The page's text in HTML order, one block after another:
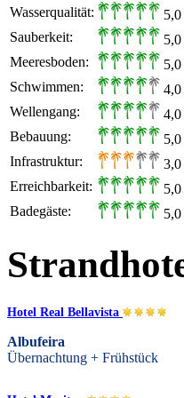
Wasserqualität: 5,0
Sauberkeit: 5,0
Meeresboden: 5,0
Schwimmen: 4,0
Wellengang: 4,0
Bebauung: 5,0
Infrastruktur: 3,0
Erreichbarkeit: 5,0
Badegäste: 5,0
Hotel Real Bellavista
Albufeira
Übernachtung + Frühstück